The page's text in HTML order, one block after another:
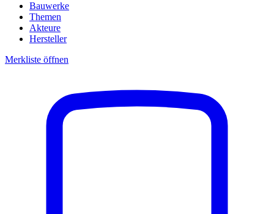
Bauwerke
Themen
Akteure
Hersteller
Merkliste öffnen